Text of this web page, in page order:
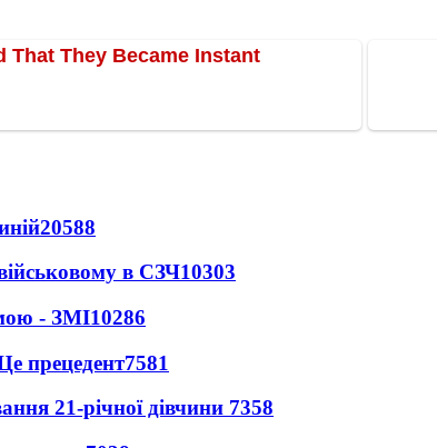
20588
в СЗЧ10303
- ЗМІ10286
прецедент7581
21-річної дівчини 7358